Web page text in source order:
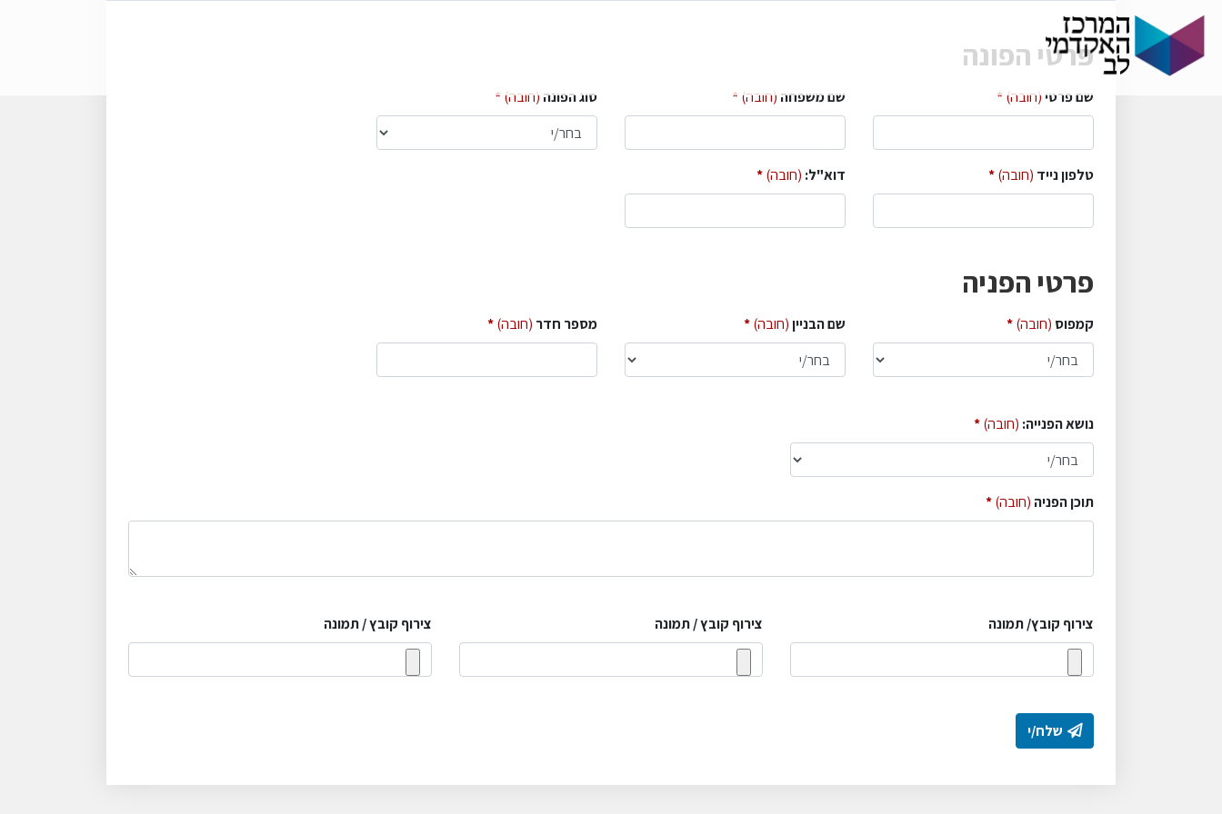
פרטי הפונה
שם פרטי (חובה) שם משפחה (חובה) סוג הפונה (חובה)
טלפון נייד (חובה) דוא"ל: (חובה)
פרטי הפניה
קמפוס (חובה) שם הבניין(חובה) מספר חדר (חובה)
נושא הפנייה: (חובה)
תוכן הפניה (חובה)
צירוף קובץ/ תמונה צירוף קובץ / תמונה צירוף קובץ / תמונה
שלח/י